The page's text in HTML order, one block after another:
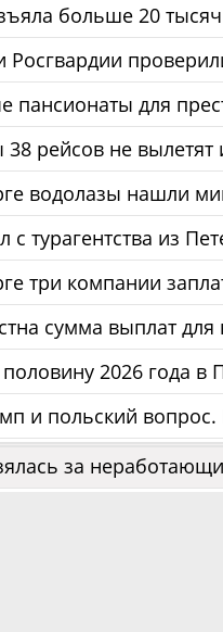
больше 20
Росгвардии
пансионаты для
рейсов не
водолазы нашли
с турагентства из
три компании
сумма выплат
2026 года в
и польский
за